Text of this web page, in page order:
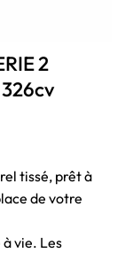
2
tissé, prêt à
de votre
vie. Les